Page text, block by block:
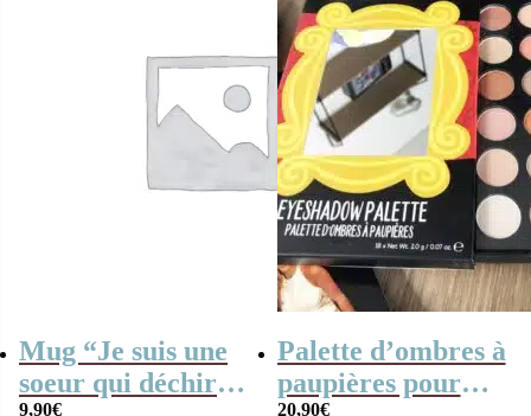
Mug “Je suis une
soeur qui déchire”
9,90€
Palette d’ombres à
paupières pour
20,90€